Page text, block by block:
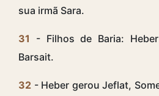
sua irmã Sara.
31 - Filhos de Baria:
Barsait.
32 - Heber gerou Jeflat,